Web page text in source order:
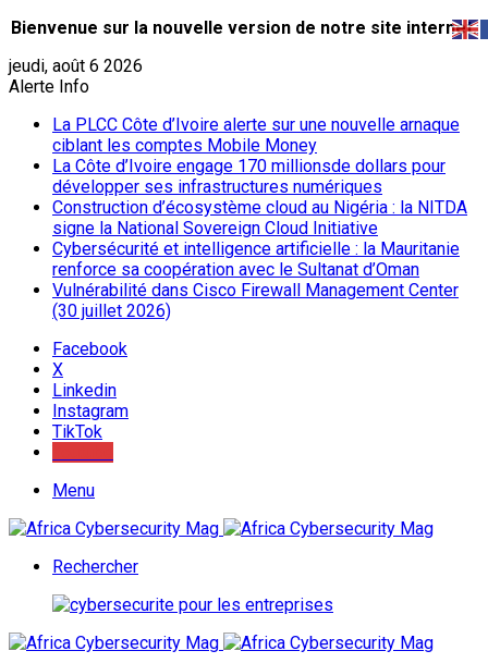
Bienvenue sur la nouvelle version de notre site internet.
jeudi, août 6 2026
Alerte Info
La PLCC Côte d’Ivoire alerte sur une nouvelle arnaque
ciblant les comptes Mobile Money
La Côte d’Ivoire engage 170 millionsde dollars pour
développer ses infrastructures numériques
Construction d’écosystème cloud au Nigéria : la NITDA
signe la National Sovereign Cloud Initiative
Cybersécurité et intelligence artificielle : la Mauritanie
renforce sa coopération avec le Sultanat d’Oman
Vulnérabilité dans Cisco Firewall Management Center
(30 juillet 2026)
Facebook
X
Linkedin
Instagram
TikTok
Menu
Rechercher